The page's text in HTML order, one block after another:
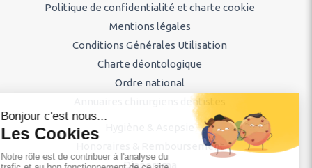
Politique de confidentialité et charte cookie
Mentions légales
Conditions Générales Utilisation
Charte déontologique
Ordre national
Annuaires chirurgiens dentistes
Honoraires & Remboursement
Diaporama